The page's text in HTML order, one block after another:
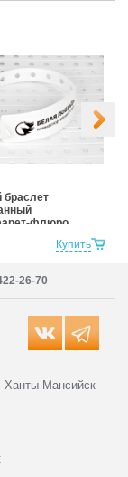
Купить
браслет
флюро,
26-70
Ханты-Мансийск